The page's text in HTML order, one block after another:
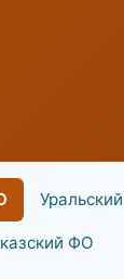
ФО